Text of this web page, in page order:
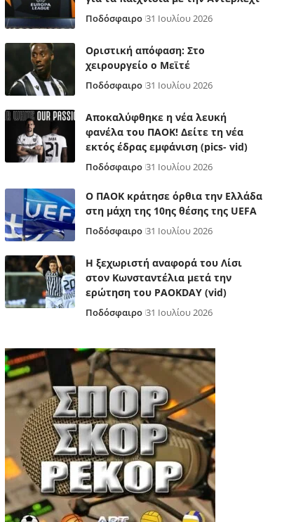
Ποδόσφαιρο 31 Ιουλίου 2026
Οριστική απόφαση: Στο
χειρουργείο ο Μεϊτέ
Ποδόσφαιρο 31 Ιουλίου 2026
Αποκαλύφθηκε η νέα λευκή
φανέλα του ΠΑΟΚ! Δείτε τη νέα
εκτός έδρας εμφάνιση (pics- vid)
Ποδόσφαιρο 31 Ιουλίου 2026
Ο ΠΑΟΚ κράτησε όρθια την Ελλάδα
στη μάχη της 10ης θέσης της UEFA
Ποδόσφαιρο 31 Ιουλίου 2026
Η ξεχωριστή αναφορά του Λίσι
στον Κωνσταντέλια μετά την
ερώτηση του PAOKDAY (vid)
Ποδόσφαιρο 31 Ιουλίου 2026